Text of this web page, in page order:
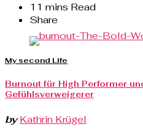
11 mins Read
Share
My second Life
Burnout für High Performer
Gefühlsverweigerer
by Kathrin Krügel